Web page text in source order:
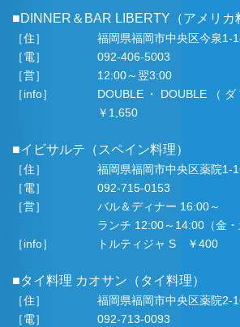
■DINNER＆BAR LIBERTY（アメリカ
［住］
福岡県福岡市中央区今泉1-
［電］
092-406-5003
［営］
12:00～翌3:00
［info］
DOUBLE・DOUBLE
￥1,650
■イビサルテ（スペイン料理）
［住］
福岡県福岡市中央区薬院1-
［電］
092-715-0153
［営］
バル＆ディナー 16:00～
ランチ 12:00～14:00（金・
［info］
トルティジャ S ￥400
■タイ料理 カオサン（タイ料理）
［住］
福岡県福岡市中央区薬院2-
［電］
092-713-0093